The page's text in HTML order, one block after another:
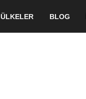
ÜLKELER BLOG